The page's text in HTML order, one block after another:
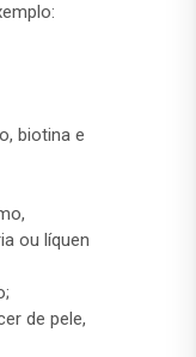
biotina e
ou líquen
de pele,